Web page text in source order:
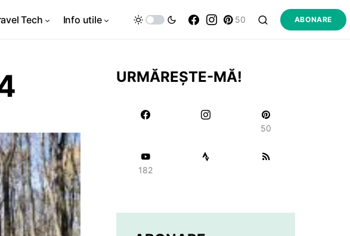
Tech Info utile 50 ABONARE
URMĂREȘTE-MĂ!
50
182